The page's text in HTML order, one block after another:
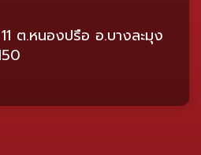
ต.หนองปรือ อ.บางละมุง